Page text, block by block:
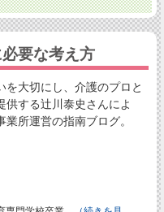
要な考え方
を大切にし、介護のプロと
供する辻川泰史さんによ
業所運営の指南ブログ。